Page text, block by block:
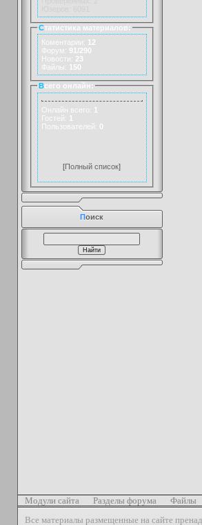
Статистика материалов:
Коментарии: 12
Форум: 91/290
Новости: 23
Файлы: 150
Всего онлайн:
Онлайн всего: 1
Гостей: 1
Пользователей: 0
[Полный список]
Поиск
Модули сайта Разделы форума Файлы
Все материалы размещенные на сайте